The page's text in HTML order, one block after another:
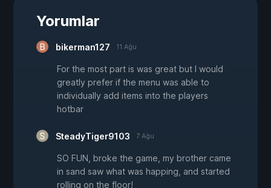
Yorumlar
bikerman127 11 Ağu
For the most part is was great but I would
greatly prefer if the menu was able to
individually add items into the players
hotbar
SteadyTiger9103 7 Ağu
SO FUN, broke the game, my brother came
in sand saw what was happing, and started
rolling on the floor!